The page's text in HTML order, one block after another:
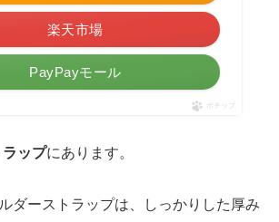
楽天市場
PayPayモール
ポチップ
ラップにあります。
ダーストラップは、しっかりした厚み